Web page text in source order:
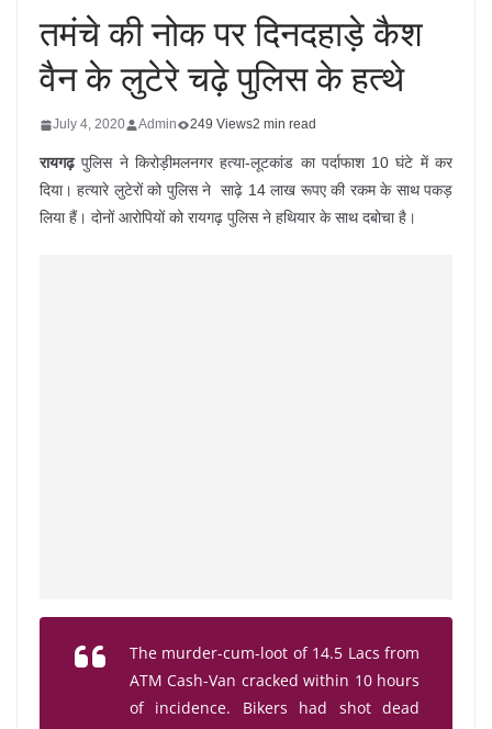
तमंचे की नोक पर दिनदहाड़े कैश
वैन के लुटेरे चढ़े पुलिस के हत्थे
July 4, 2020 Admin 249 Views2 min read
रायगढ़पुलिस ने किरोड़ीमलनगर हत्या-लूटकांड का पर्दाफाश 10 घंटे में कर
दिया। हत्यारे लुटेरों को पुलिस ने साढ़े 14 लाख रूपए की रकम के साथ पकड़
लिया हैं। दोनों आरोपियों को रायगढ़ पुलिस ने हथियार के साथ दबोचा है।
The murder-cum-loot of 14.5 Lacs from
ATM Cash-Van cracked within 10 hours
of incidence. Bikers had shot dead